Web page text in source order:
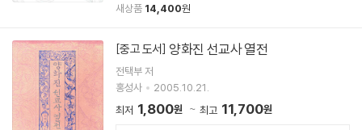
새상품 14,400원
[중고 도서] 양화진 선교사 열전
전택부 저
홍성사
2005.10.21.
최저 1,800원 최고 11,700원